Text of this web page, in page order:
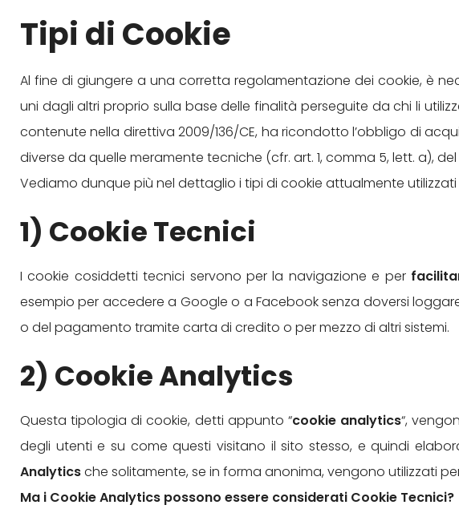
Tipi di Cookie
Al fine di giungere a una corretta regolamentazione dei cookie, è
uni dagli altri proprio sulla base delle finalità perseguite da chi li
contenute nella direttiva 2009/136/CE, ha ricondotto l’obbligo di
diverse da quelle meramente tecniche (cfr. art. 1, comma 5, lett. a),
Vediamo dunque più nel dettaglio i tipi di cookie attualmente utilizzati
1) Cookie Tecnici
I cookie cosiddetti tecnici servono per la navigazione e per
esempio per accedere a Google o a Facebook senza doversi
o del pagamento tramite carta di credito o per mezzo di altri sistemi.
2) Cookie Analytics
Questa tipologia di cookie, detti appunto “cookie analytics“,
degli utenti e su come questi visitano il sito stesso, e quindi
Analyticsche solitamente, se in forma anonima, vengono utilizzati
Ma i Cookie Analytics possono essere considerati Cookie Tecnici?